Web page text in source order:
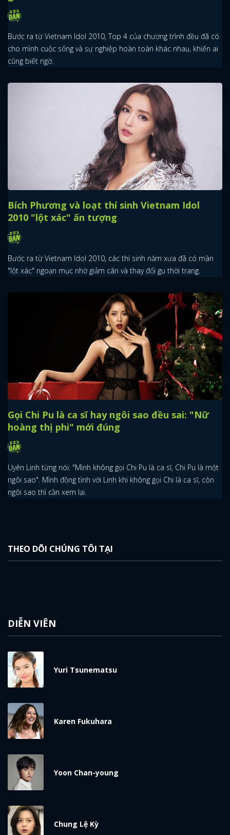
x
ĐĂNG NHẬP
GOOGLE
Bước ra từ Vietnam Idol 2010, Top 4 của chương trình đều đã có
cho mình cuộc sống và sự nghiệp hoàn toàn khác nhau, khiến ai
cũng biết ngờ.
Bích Phương và loạt thí sinh Vietnam Idol
2010 "lột xác" ấn tượng
Bước ra từ Vietnam Idol 2010, các thí sinh năm xưa đã có màn
"lột xác" ngoạn mục nhờ giảm cân và thay đổi gu thời trang.
Gọi Chi Pu là ca sĩ hay ngôi sao đều sai: "Nữ
hoàng thị phi" mới đúng
Uyên Linh từng nói: "Mình không gọi Chi Pu là ca sĩ, Chi Pu là một
ngôi sao". Mình đồng tình với Linh khi không gọi Chi là ca sĩ, còn
ngôi sao thì cần xem lại.
THEO DÕI CHÚNG TÔI TẠI
DIỄN VIÊN
Yuri Tsunematsu
Karen Fukuhara
Yoon Chan-young
Chung Lệ Kỳ